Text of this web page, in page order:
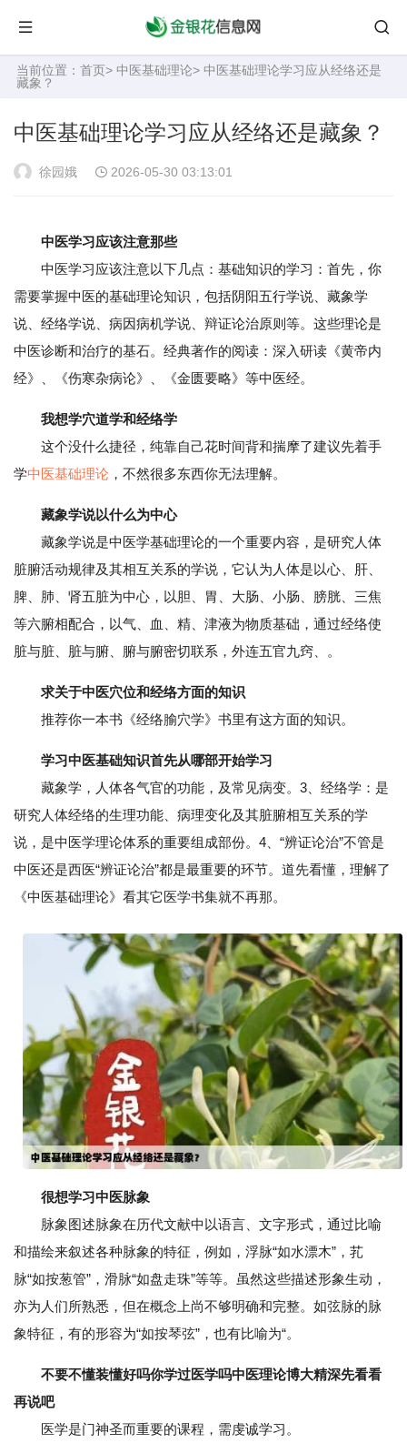
当前位置： 首页> 中医基础理论> 中医基础理论学习应从经络还是
藏象？
中医基础理论学习应从经络还是藏象？
徐园娥 2026-05-30 03:13:01
中医学习应该注意那些
中医学习应该注意以下几点：基础知识的学习：首先，你
需要掌握中医的基础理论知识，包括阴阳五行学说、藏象学
说、经络学说、病因病机学说、辩证论治原则等。这些理论是
中医诊断和治疗的基石。经典著作的阅读：深入研读《黄帝内
经》、《伤寒杂病论》、《金匮要略》等中医经。
我想学穴道学和经络学
这个没什么捷径，纯靠自己花时间背和揣摩了建议先着手
学中医基础理论 ，不然很多东西你无法理解。
藏象学说以什么为中心
藏象学说是中医学基础理论的一个重要内容，是研究人体
脏腑活动规律及其相互关系的学说，它认为人体是以心、肝、
脾、肺、肾五脏为中心，以胆、胃、大肠、小肠、膀胱、三焦
等六腑相配合，以气、血、精、津液为物质基础，通过经络使
脏与脏、脏与腑、腑与腑密切联系，外连五官九窍、。
求关于中医穴位和经络方面的知识
推荐你一本书《经络腧穴学》书里有这方面的知识。
学习中医基础知识首先从哪部开始学习
藏象学，人体各气官的功能，及常见病变。3、经络学：是
研究人体经络的生理功能、病理变化及其脏腑相互关系的学
说，是中医学理论体系的重要组成部份。4、“辨证论治”不管是
中医还是西医“辨证论治”都是最重要的环节。道先看懂，理解了
《中医基础理论》看其它医学书集就不再那。
很想学习中医脉象
脉象图述脉象在历代文献中以语言、文字形式，通过比喻
和描绘来叙述各种脉象的特征，例如，浮脉“如水漂木”，芤
脉“如按葱管”，滑脉“如盘走珠”等等。虽然这些描述形象生动，
亦为人们所熟悉，但在概念上尚不够明确和完整。如弦脉的脉
象特征，有的形容为“如按琴弦”，也有比喻为“。
不要不懂装懂好吗你学过医学吗中医理论博大精深先看看
再说吧
医学是门神圣而重要的课程，需虔诚学习。